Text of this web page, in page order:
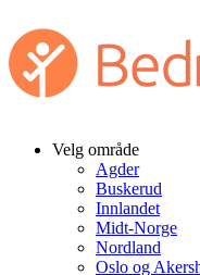
Velg område
Agder
Buskerud
Innlandet
Midt-Norge
Nordland
Oslo og